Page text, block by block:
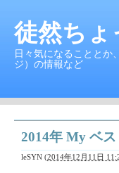
徒然ち
日々気になることとか
ジ）の情報など
2014年 My ベ
leSYN (2014年12月11日